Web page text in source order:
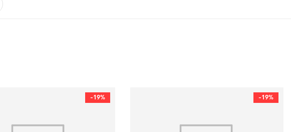
-19% -19%